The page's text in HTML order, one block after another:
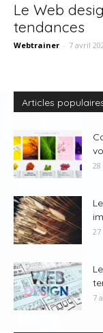
Le Web
tendances
Webtrainer - 7 avril
Articles
28
27
7